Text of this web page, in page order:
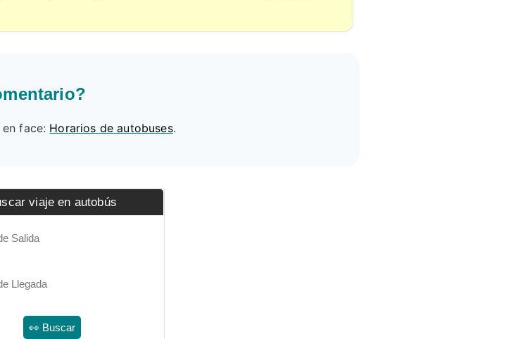
face: Horarios de autobuses.
viaje en autobús